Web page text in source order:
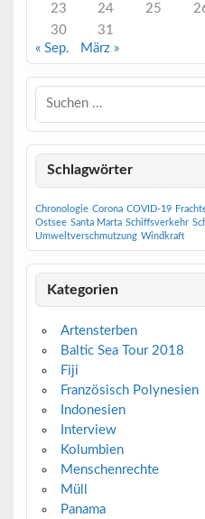
23
24 25
30
31
« Sep.
März »
Schlagwörter
Chronologie Corona COVID-19
Ostsee Santa Marta Schiffsverkehr
Umweltverschmutzung Windkraft
Kategorien
Artensterben
Baltic Sea Tour 2018
Fiji
Französisch Polynesien
Indonesien
Interview
Kolumbien
Menschenrechte
Müll
Panama